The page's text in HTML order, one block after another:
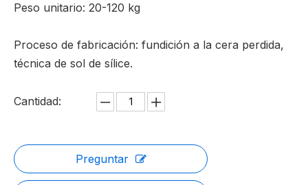
Peso unitario: 20-120 kg
Proceso de fabricación: fundición a la cera perdida,
técnica de sol de sílice.
Cantidad:
Preguntar